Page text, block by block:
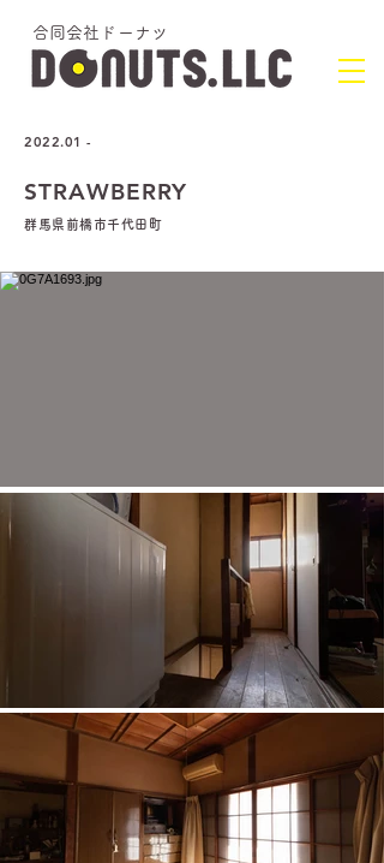
​合同会社ドーナツ
2022.01 -
STRAWBERRY
群馬県前橋市千代田町